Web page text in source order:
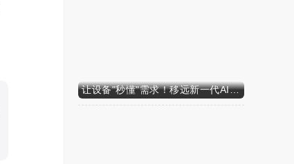
让设备"秒懂"需求！移远新一代AI算力智能模组SH603FC硬核来袭